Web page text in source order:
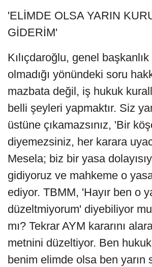
'ELİMDE OLSA YARIN
GİDERİM'
Kılıçdaroğlu, genel başkanlık
olmadığı yönündeki soru
mazbata değil, iş hukuk
belli şeyleri yapmaktır. Siz
üstüne çıkamazsınız, 'Bir
diyemezsiniz, her karara
Mesela; biz bir yasa
gidiyoruz ve mahkeme o
ediyor. TBMM, 'Hayır ben o
düzeltmiyorum' diyebiliyor
mı? Tekrar AYM kararını
metnini düzeltiyor. Ben
benim elimde olsa ben yarın